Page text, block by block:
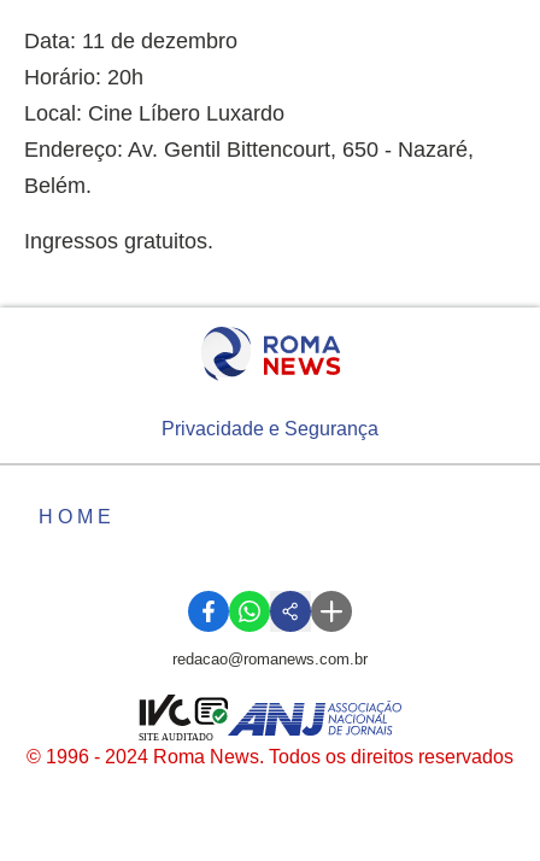
Data: 11 de dezembro
Horário: 20h
Local: Cine Líbero Luxardo
Endereço: Av. Gentil Bittencourt, 650 - Nazaré,
Belém.
Ingressos gratuitos.
Privacidade e Segurança
HOME
redacao@romanews.com.br
© 1996 - 2024 Roma News. Todos os direitos reservados
SITE AUDITADO